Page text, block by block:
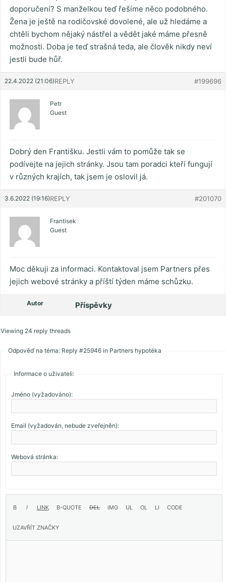
doporučení? S manželkou teď řešíme něco podobného.
Žena je ještě na rodičovské dovolené, ale už hledáme a
chtěli bychom nějaký nástřel a vědět jaké máme přesně
možnosti. Doba je teď strašná teda, ale člověk nikdy neví
jestli bude hůř.
22.4.2022 (21:06) #199696
REPLY
Petr
Guest
Dobrý den Františku. Jestli vám to pomůže tak se
podívejte na jejich stránky. Jsou tam poradci kteří fungují
v různých krajích, tak jsem je oslovil já.
3.6.2022 (19:16) #201070
REPLY
Frantisek
Guest
Moc děkuji za informaci. Kontaktoval jsem Partners přes
jejich webové stránky a příští týden máme schůzku.
Autor Příspěvky
Viewing 24 reply threads
Odpověď na téma: Reply #25946 in Partners hypotéka
Informace o uživateli:
Jméno (vyžadováno):
Email (vyžadován, nebude zveřejněn):
Webová stránka: